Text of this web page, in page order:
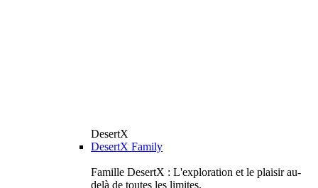
DesertX
DesertX Family
Famille DesertX : L'exploration et le plaisir au-
delà de toutes les limites.